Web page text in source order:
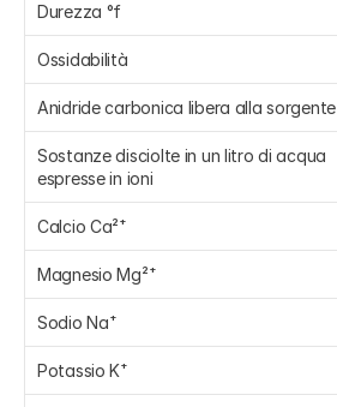
Durezza °f
Ossidabilità
Anidride carbonica libera alla sorgente
Sostanze disciolte in un litro di acqua
espresse in ioni
Calcio Ca²⁺
Magnesio Mg²⁺
Sodio Na⁺
Potassio K⁺